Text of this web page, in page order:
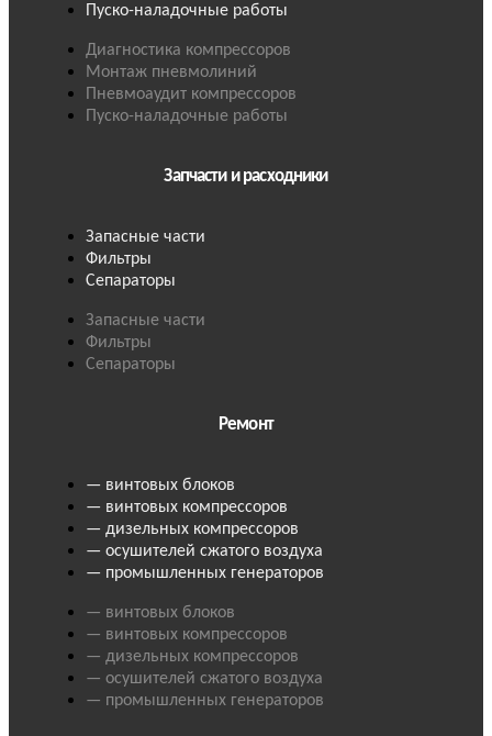
Пуско-наладочные работы
Диагностика компрессоров
Монтаж пневмолиний
Пневмоаудит компрессоров
Пуско-наладочные работы
Запчасти и расходники
Запасные части
Фильтры
Сепараторы
Запасные части
Фильтры
Сепараторы
Ремонт
— винтовых блоков
— винтовых компрессоров
— дизельных компрессоров
— осушителей сжатого воздуха
— промышленных генераторов
— винтовых блоков
— винтовых компрессоров
— дизельных компрессоров
— осушителей сжатого воздуха
— промышленных генераторов